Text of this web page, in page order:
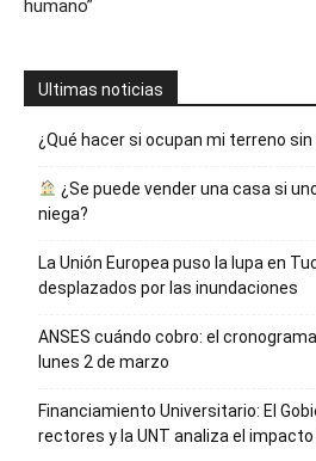
humano”
Ultimas noticias
¿Qué hacer si ocupan mi terreno
¿Se puede vender una casa si
niega?
La Unión Europea puso la lupa en
desplazados por las inundaciones
ANSES cuándo cobro: el
lunes 2 de marzo
Financiamiento Universitario: El
rectores y la UNT analiza el